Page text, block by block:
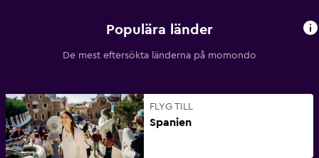
Populära länder
De mest eftersökta länderna på momondo
FLYG TILL
Spanien